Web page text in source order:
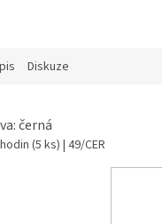
Diskuze
černá
(5 ks) | 49/CER